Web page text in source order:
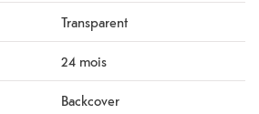
Transparent
24 mois
Backcover